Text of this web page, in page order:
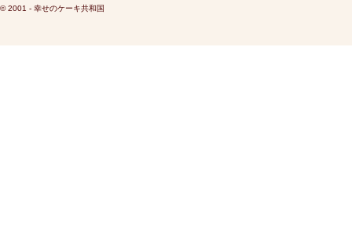
© 2001 - 幸せのケーキ共和国